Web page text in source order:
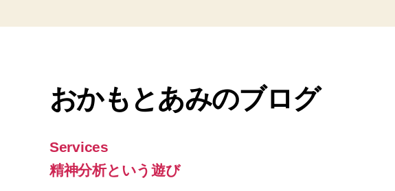
おかもとあみのブログ
Services
精神分析という遊び